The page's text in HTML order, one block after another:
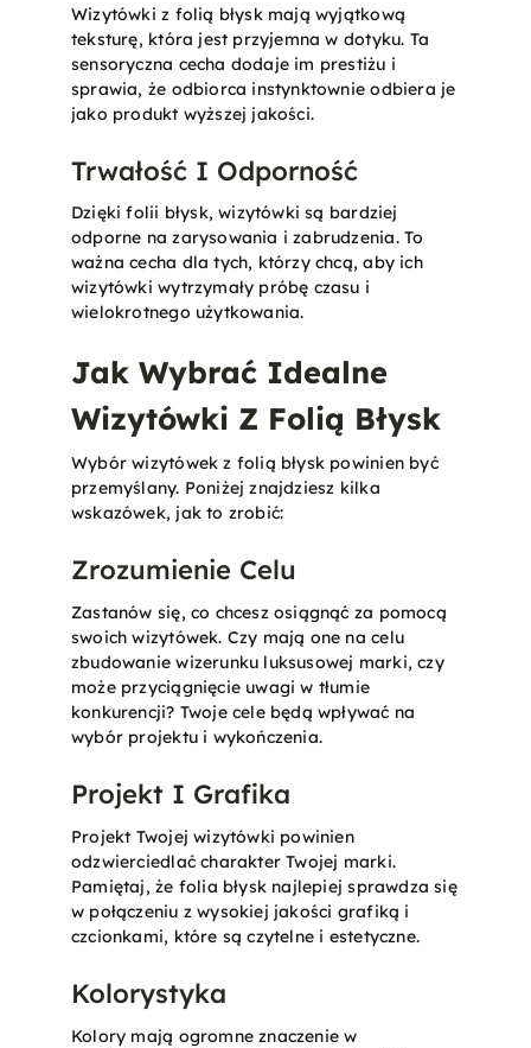
Wizytówki z folią błysk mają wyjątkową
teksturę, która jest przyjemna w dotyku. Ta
sensoryczna cecha dodaje im prestiżu i
sprawia, że odbiorca instynktownie odbiera je
jako produkt wyższej jakości.
Trwałość I Odporność
Dzięki folii błysk, wizytówki są bardziej
odporne na zarysowania i zabrudzenia. To
ważna cecha dla tych, którzy chcą, aby ich
wizytówki wytrzymały próbę czasu i
wielokrotnego użytkowania.
Jak Wybrać Idealne
Wizytówki Z Folią Błysk
Wybór wizytówek z folią błysk powinien być
przemyślany. Poniżej znajdziesz kilka
wskazówek, jak to zrobić:
Zrozumienie Celu
Zastanów się, co chcesz osiągnąć za pomocą
swoich wizytówek. Czy mają one na celu
zbudowanie wizerunku luksusowej marki, czy
może przyciągnięcie uwagi w tłumie
konkurencji? Twoje cele będą wpływać na
wybór projektu i wykończenia.
Projekt I Grafika
Projekt Twojej wizytówki powinien
odzwierciedlać charakter Twojej marki.
Pamiętaj, że folia błysk najlepiej sprawdza się
w połączeniu z wysokiej jakości grafiką i
czcionkami, które są czytelne i estetyczne.
Kolorystyka
Kolory mają ogromne znaczenie w